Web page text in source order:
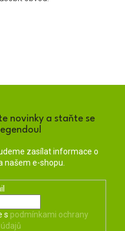
novinky a staňte se
zasílat informace o
našem e-shopu.
s podmínkami ochrany